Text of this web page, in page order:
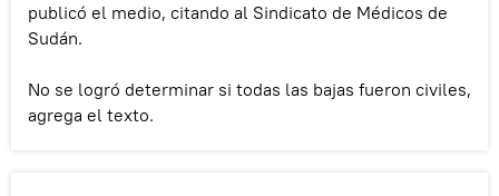
publicó el medio, citando al Sindicato de Médicos de
Sudán.
No se logró determinar si todas las bajas fueron civiles,
agrega el texto.